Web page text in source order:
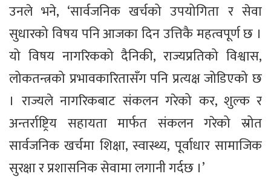
उनले भने, ‘सार्वजनिक खर्चको उपयोगिता र सेवा
सुधारको विषय पनि आजका दिन उत्तिकै महत्वपूर्ण छ ।
यो विषय नागरिकको दैनिकी, राज्यप्रतिको विश्वास,
लोकतन्त्रको प्रभावकारितासँग पनि प्रत्यक्ष जोडिएको छ
। राज्यले नागरिकबाट संकलन गरेको कर, शुल्क र
अन्तर्राष्ट्रिय सहायता मार्फत संकलन गरेको स्रोत
सार्वजनिक खर्चमा शिक्षा, स्वास्थ्य, पूर्वाधार सामाजिक
सुरक्षा र प्रशासनिक सेवामा लगानी गर्दछ ।’